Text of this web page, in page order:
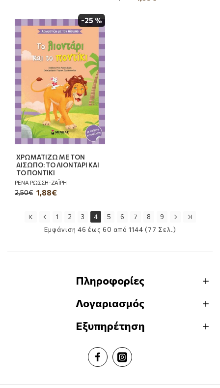
-25 %
ΧΡΩΜΑΤΙΖΩ ΜΕ ΤΟΝ
ΑΙΣΩΠΟ: ΤΟ ΛΙΟΝΤΑΡΙ ΚΑΙ
ΤΟ ΠΟΝΤΙΚΙ
ΡΕΝΑ ΡΩΣΣΗ-ΖΑΪΡΗ
1,88€
2,50€
1 2 3 4 5 6 7 8
9
Εμφάνιση 46 έως 60 από 1144 (77 Σελ.)
Πληροφορίες
Λογαριασμός
Εξυπηρέτηση